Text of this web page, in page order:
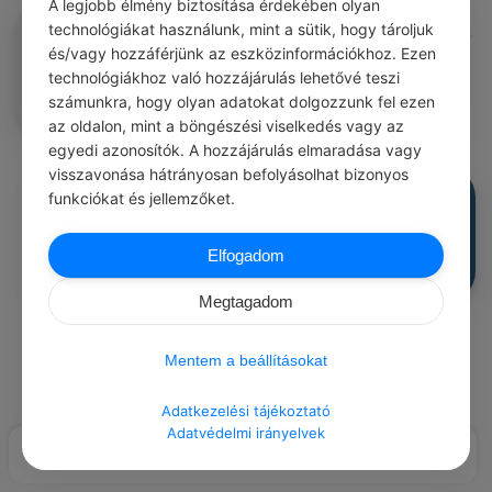
#közmondásod Ivacson Istvan
Hánykódik mint ürge a pórázon.
0 0 0 291
#közmondásod
Load More Posts
A legjobb élmény biztosítása érdekében olyan
technológiákat használunk, mint a sütik, hogy tároljuk
és/vagy hozzáférjünk az eszközinformációkhoz. Ezen
technológiákhoz való hozzájárulás lehetővé teszi
számunkra, hogy olyan adatokat dolgozzunk fel ezen
az oldalon, mint a böngészési viselkedés vagy az
egyedi azonosítók. A hozzájárulás elmaradása vagy
visszavonása hátrányosan befolyásolhat bizonyos
funkciókat és jellemzőket.
Elfogadom
Megtagadom
Mentem a beállításokat
Adatkezelési tájékoztató
Adatvédelmi irányelvek